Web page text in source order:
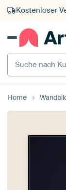
Kostenloser
Kauf auf
Individueller
Suche nach
Home